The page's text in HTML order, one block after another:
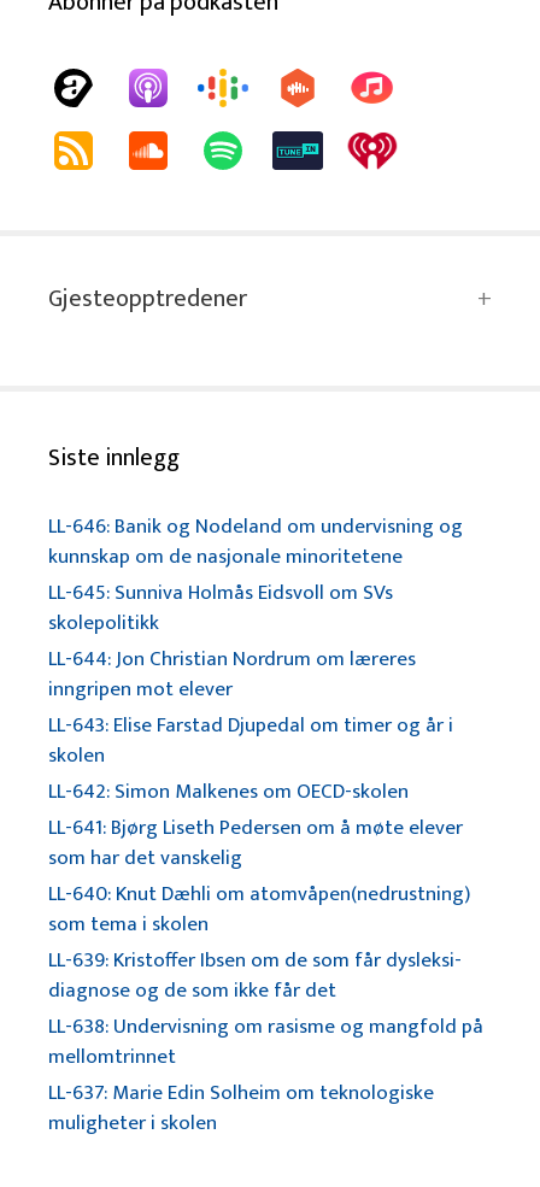
Gjesteopptredener
Siste innlegg
LL-646: Banik og Nodeland om undervisning og
kunnskap om de nasjonale minoritetene
LL-645: Sunniva Holmås Eidsvoll om SVs
skolepolitikk
LL-644: Jon Christian Nordrum om læreres
inngripen mot elever
LL-643: Elise Farstad Djupedal om timer og år i
skolen
LL-642: Simon Malkenes om OECD-skolen
LL-641: Bjørg Liseth Pedersen om å møte elever
som har det vanskelig
LL-640: Knut Dæhli om atomvåpen(nedrustning)
som tema i skolen
LL-639: Kristoffer Ibsen om de som får dysleksi-
diagnose og de som ikke får det
LL-638: Undervisning om rasisme og mangfold på
mellomtrinnet
LL-637: Marie Edin Solheim om teknologiske
muligheter i skolen